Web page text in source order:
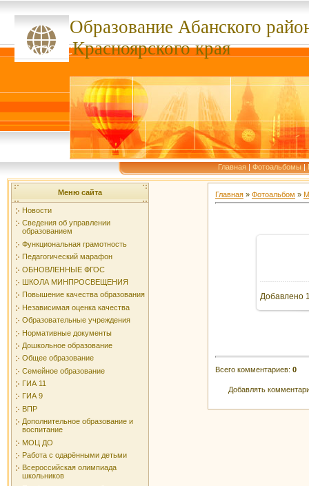
Образование Абанского
сссссссКрасноярского края
Главная | Фотоальбомы |
Меню сайта
Новости
Сведения об управлении
образованием
Функциональная грамотность
Педагогический марафон
ОБНОВЛЕННЫЕ ФГОС
ШКОЛА МИНПРОСВЕЩЕНИЯ
Повышение качества образования
Независимая оценка качества
Образовательные учреждения
Нормативные документы
Дошкольное образование
Общее образование
Семейное образование
ГИА 11
ГИА 9
ВПР
Дополнительное образование и
воспитание
МОЦ ДО
Работа с одарёнными детьми
Всероссийская олимпиада
школьников
Главная » Фотоальбом »
Добавлено
Всего комментариев: 0
Добавлять